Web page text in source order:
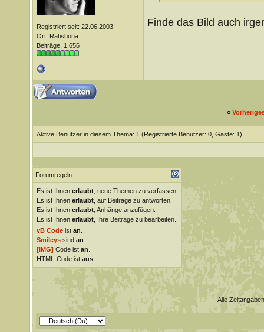
Registriert seit: 22.06.2003
Ort: Ratisbona
Beiträge: 1.656
Finde das Bild auch
«
Aktive Benutzer in diesem Thema: 1 (Registrierte Benutzer: 0, Gäste: 1)
Forumregeln
Es ist Ihnen erlaubt, neue Themen zu verfassen.
Es ist Ihnen erlaubt, auf Beiträge zu antworten.
Es ist Ihnen erlaubt, Anhänge anzufügen.
Es ist Ihnen erlaubt, Ihre Beiträge zu bearbeiten.
vB Codeist an
Smileyssind an
[IMG] Code ist an
HTML-Code ist aus.
Alle